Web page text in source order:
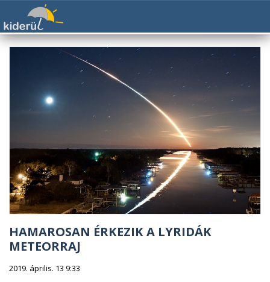
HAMAROSAN ÉRKEZIK A LYRIDÁK
METEORRAJ
2019. április. 13 9:33